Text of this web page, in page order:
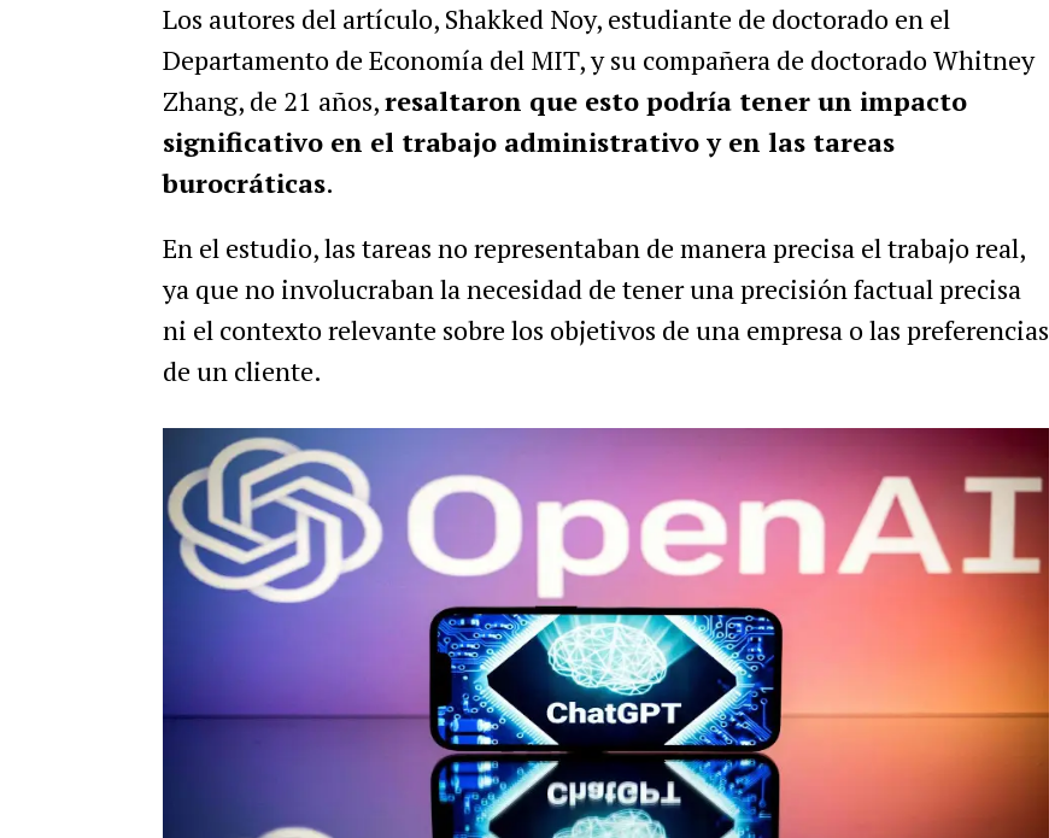
Los autores del artículo, Shakked Noy, estudiante de doctorado en el
Departamento de Economía del MIT, y su compañera de doctorado Whitney
Zhang, de 21 años,resaltaron que esto podría tener un impacto
significativo en el trabajo administrativo y en las tareas
burocráticas.
En el estudio, las tareas no representaban de manera precisa el trabajo real,
ya que no involucraban la necesidad de tener una precisión factual precisa
ni el contexto relevante sobre los objetivos de una empresa o las preferencias
de un cliente.